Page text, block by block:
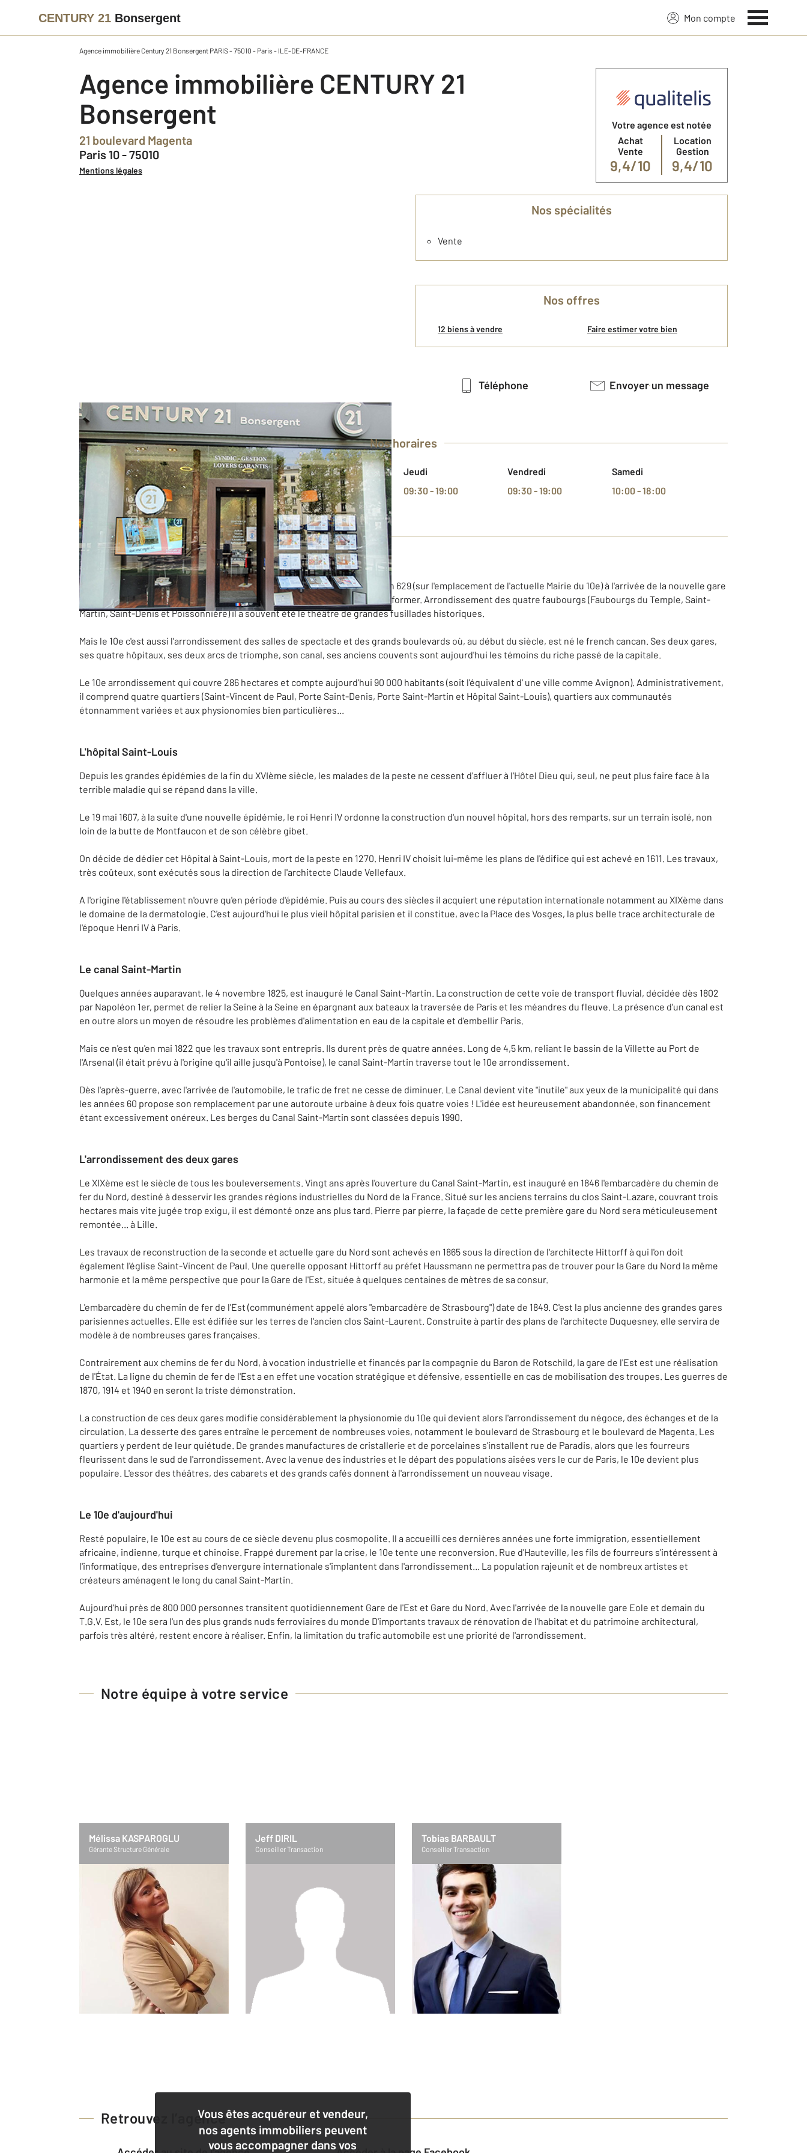
CENTURY 21 Bonsergent Mon compte
Agence immobilière Century 21 Bonsergent PARIS - 75010 - Paris - ILE-DE-FRANCE
Agence immobilière CENTURY 21
Bonsergent
21 boulevard Magenta
Paris 10 - 75010
Mentions légales
Votre agence est notée
Achat
Vente
9,4/10
Location
Gestion
9,4/10
Nos spécialités
Vente
Nos offres
12 biens à vendre Faire estimer votre bien
Téléphone Envoyer un message
Nos horaires
Lundi
09:30 - 19:00
Mardi
09:30 - 19:00
Mercredi
09:30 - 19:00
Jeudi
09:30 - 19:00
Vendredi
09:30 - 19:00
Samedi
10:00 - 18:00
Présentation de notre agence
Un peu d'histoire
De la construction par le bon Roi Dagobert du petit pont Saint-Martin en l'an 629 (sur l'emplacement de l'actuelle Mairie du 10e) à l'arrivée de la nouvelle gare
RER Eole, notre arrondissement n'a cessé au cours des siècles de se transformer. Arrondissement des quatre faubourgs (Faubourgs du Temple, Saint-
Martin, Saint-Denis et Poissonnière) il a souvent été le théâtre de grandes fusillades historiques.
Mais le 10e c'est aussi l'arrondissement des salles de spectacle et des grands boulevards où, au début du siècle, est né le french cancan. Ses deux gares,
ses quatre hôpitaux, ses deux arcs de triomphe, son canal, ses anciens couvents sont aujourd'hui les témoins du riche passé de la capitale.
Le 10e arrondissement qui couvre 286 hectares et compte aujourd'hui 90 000 habitants (soit l'équivalent d' une ville comme Avignon). Administrativement,
il comprend quatre quartiers (Saint-Vincent de Paul, Porte Saint-Denis, Porte Saint-Martin et Hôpital Saint-Louis), quartiers aux communautés
étonnamment variées et aux physionomies bien particulières...
L'hôpital Saint-Louis
Depuis les grandes épidémies de la fin du XVIème siècle, les malades de la peste ne cessent d'affluer à l'Hôtel Dieu qui, seul, ne peut plus faire face à la
terrible maladie qui se répand dans la ville.
Le 19 mai 1607, à la suite d'une nouvelle épidémie, le roi Henri IV ordonne la construction d'un nouvel hôpital, hors des remparts, sur un terrain isolé, non
loin de la butte de Montfaucon et de son célèbre gibet.
On décide de dédier cet Hôpital à Saint-Louis, mort de la peste en 1270. Henri IV choisit lui-même les plans de l'édifice qui est achevé en 1611. Les travaux,
très coûteux, sont exécutés sous la direction de l'architecte Claude Vellefaux.
A l'origine l'établissement n'ouvre qu'en période d'épidémie. Puis au cours des siècles il acquiert une réputation internationale notamment au XIXème dans
le domaine de la dermatologie. C'est aujourd'hui le plus vieil hôpital parisien et il constitue, avec la Place des Vosges, la plus belle trace architecturale de
l'époque Henri IV à Paris.
Le canal Saint-Martin
Quelques années auparavant, le 4 novembre 1825, est inauguré le Canal Saint-Martin. La construction de cette voie de transport fluvial, décidée dès 1802
par Napoléon 1er, permet de relier la Seine à la Seine en épargnant aux bateaux la traversée de Paris et les méandres du fleuve. La présence d'un canal est
en outre alors un moyen de résoudre les problèmes d'alimentation en eau de la capitale et d'embellir Paris.
Mais ce n'est qu'en mai 1822 que les travaux sont entrepris. Ils durent près de quatre années. Long de 4,5 km, reliant le bassin de la Villette au Port de
l'Arsenal (il était prévu à l'origine qu'il aille jusqu'à Pontoise), le canal Saint-Martin traverse tout le 10e arrondissement.
Dès l'après-guerre, avec l'arrivée de l'automobile, le trafic de fret ne cesse de diminuer. Le Canal devient vite "inutile" aux yeux de la municipalité qui dans
les années 60 propose son remplacement par une autoroute urbaine à deux fois quatre voies ! L'idée est heureusement abandonnée, son financement
étant excessivement onéreux. Les berges du Canal Saint-Martin sont classées depuis 1990.
L'arrondissement des deux gares
Le XIXème est le siècle de tous les bouleversements. Vingt ans après l'ouverture du Canal Saint-Martin, est inauguré en 1846 l'embarcadère du chemin de
fer du Nord, destiné à desservir les grandes régions industrielles du Nord de la France. Situé sur les anciens terrains du clos Saint-Lazare, couvrant trois
hectares mais vite jugée trop exigu, il est démonté onze ans plus tard. Pierre par pierre, la façade de cette première gare du Nord sera méticuleusement
remontée... à Lille.
Les travaux de reconstruction de la seconde et actuelle gare du Nord sont achevés en 1865 sous la direction de l'architecte Hittorff à qui l'on doit
également l'église Saint-Vincent de Paul. Une querelle opposant Hittorff au préfet Haussmann ne permettra pas de trouver pour la Gare du Nord la même
harmonie et la même perspective que pour la Gare de l'Est, située à quelques centaines de mètres de sa consur.
L'embarcadère du chemin de fer de l'Est (communément appelé alors "embarcadère de Strasbourg") date de 1849. C'est la plus ancienne des grandes gares
parisiennes actuelles. Elle est édifiée sur les terres de l'ancien clos Saint-Laurent. Construite à partir des plans de l'architecte Duquesney, elle servira de
modèle à de nombreuses gares françaises.
Contrairement aux chemins de fer du Nord, à vocation industrielle et financés par la compagnie du Baron de Rotschild, la gare de l'Est est une réalisation
de l'État. La ligne du chemin de fer de l'Est a en effet une vocation stratégique et défensive, essentielle en cas de mobilisation des troupes. Les guerres de
1870, 1914 et 1940 en seront la triste démonstration.
La construction de ces deux gares modifie considérablement la physionomie du 10e qui devient alors l'arrondissement du négoce, des échanges et de la
circulation. La desserte des gares entraîne le percement de nombreuses voies, notamment le boulevard de Strasbourg et le boulevard de Magenta. Les
quartiers y perdent de leur quiétude. De grandes manufactures de cristallerie et de porcelaines s'installent rue de Paradis, alors que les fourreurs
fleurissent dans le sud de l'arrondissement. Avec la venue des industries et le départ des populations aisées vers le cur de Paris, le 10e devient plus
populaire. L'essor des théâtres, des cabarets et des grands cafés donnent à l'arrondissement un nouveau visage.
Le 10e d'aujourd'hui
Resté populaire, le 10e est au cours de ce siècle devenu plus cosmopolite. Il a accueilli ces dernières années une forte immigration, essentiellement
africaine, indienne, turque et chinoise. Frappé durement par la crise, le 10e tente une reconversion. Rue d'Hauteville, les fils de fourreurs s'intéressent à
l'informatique, des entreprises d'envergure internationale s'implantent dans l'arrondissement... La population rajeunit et de nombreux artistes et
créateurs aménagent le long du canal Saint-Martin.
Aujourd'hui près de 800 000 personnes transitent quotidiennement Gare de l'Est et Gare du Nord. Avec l'arrivée de la nouvelle gare Eole et demain du
T.G.V. Est, le 10e sera l'un des plus grands nuds ferroviaires du monde D'importants travaux de rénovation de l'habitat et du patrimoine architectural,
parfois très altéré, restent encore à réaliser. Enfin, la limitation du trafic automobile est une priorité de l'arrondissement.
Notre équipe à votre service
Mélissa KASPAROGLU
Gérante Structure Générale
Jeff DIRIL
Conseiller Transaction
Tobias BARBAULT
Conseiller Transaction
Vous êtes acquéreur et vendeur,
nos agents immobiliers peuvent
vous accompagner dans vos
Retrouvez l’agence